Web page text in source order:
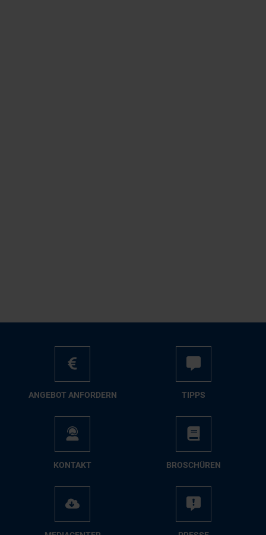
AN­GE­BOT AN­FOR­DERN TIPPS
KON­TAKT BRO­SCHÜ­REN